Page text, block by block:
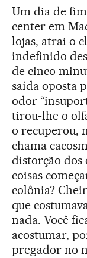
Um dia de
center em
lojas, atrai o
indefinido
de cinco
saída oposta
odor
tirou-lhe o
o recuperou,
chama
distorção dos
coisas
colônia?
que
nada. Você
acostumar,
pregador no